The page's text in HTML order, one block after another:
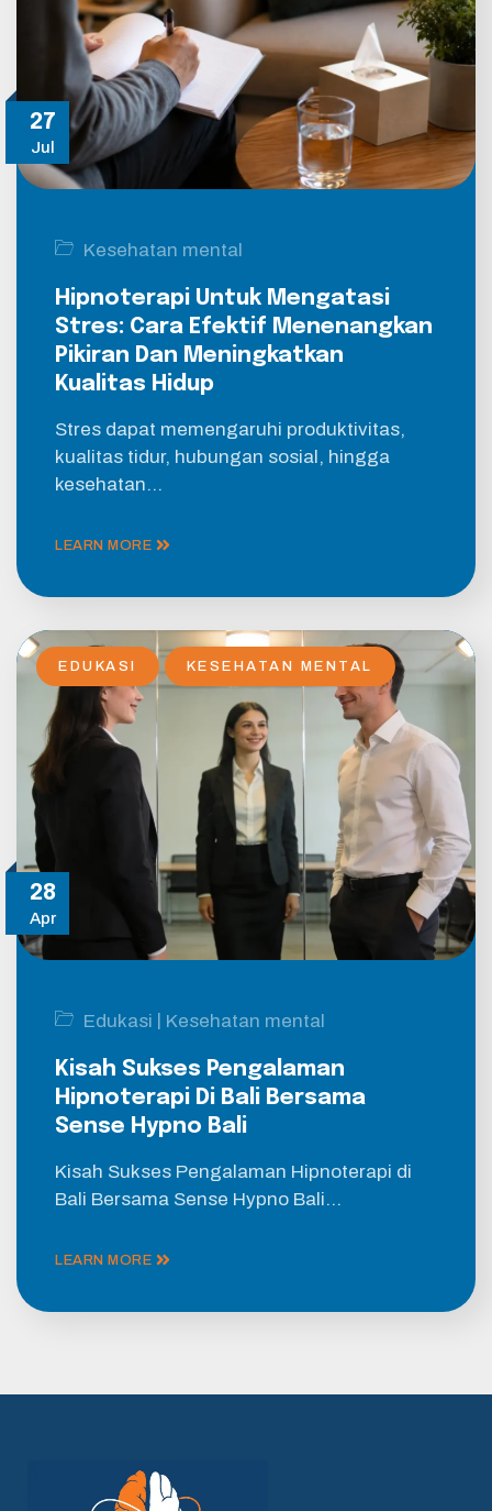
27
Jul
Kesehatan mental
Hipnoterapi Untuk Mengatasi
Stres: Cara Efektif Menenangkan
Pikiran Dan Meningkatkan
Kualitas Hidup
Stres dapat memengaruhi produktivitas,
kualitas tidur, hubungan sosial, hingga
kesehatan…
LEARN MORE
28
Apr
EDUKASI KESEHATAN MENTAL
Edukasi | Kesehatan mental
Kisah Sukses Pengalaman
Hipnoterapi Di Bali Bersama
Sense Hypno Bali
Kisah Sukses Pengalaman Hipnoterapi di
Bali Bersama Sense Hypno Bali…
LEARN MORE